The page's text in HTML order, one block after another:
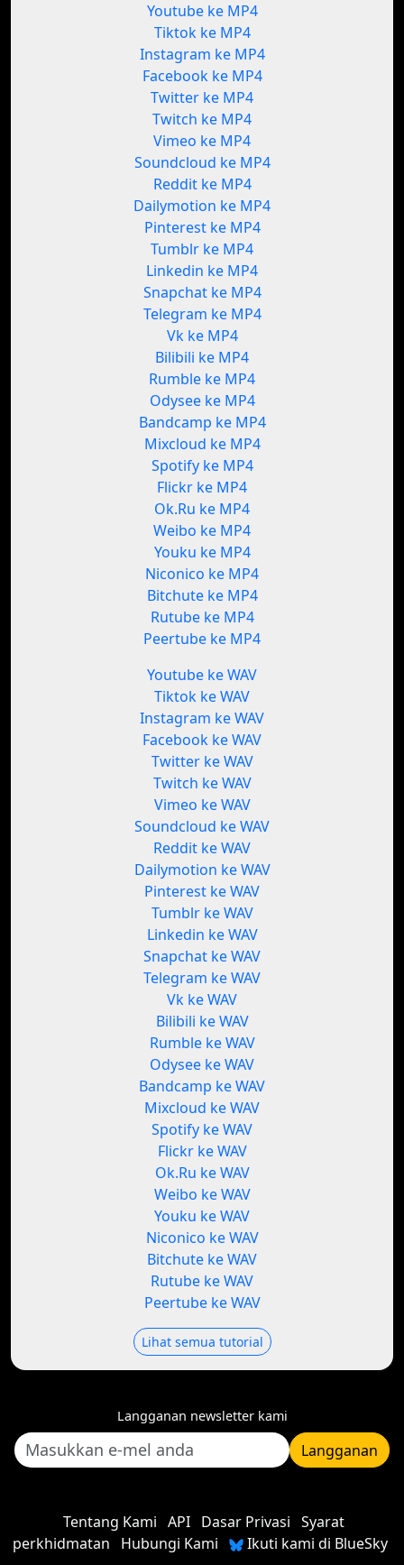
Youtube ke MP4
Tiktok ke MP4
Instagram ke MP4
Facebook ke MP4
Twitter ke MP4
Twitch ke MP4
Vimeo ke MP4
Soundcloud ke MP4
Reddit ke MP4
Dailymotion ke MP4
Pinterest ke MP4
Tumblr ke MP4
Linkedin ke MP4
Snapchat ke MP4
Telegram ke MP4
Vk ke MP4
Bilibili ke MP4
Rumble ke MP4
Odysee ke MP4
Bandcamp ke MP4
Mixcloud ke MP4
Spotify ke MP4
Flickr ke MP4
Ok.Ru ke MP4
Weibo ke MP4
Youku ke MP4
Niconico ke MP4
Bitchute ke MP4
Rutube ke MP4
Peertube ke MP4
Youtube ke WAV
Tiktok ke WAV
Instagram ke WAV
Facebook ke WAV
Twitter ke WAV
Twitch ke WAV
Vimeo ke WAV
Soundcloud ke WAV
Reddit ke WAV
Dailymotion ke WAV
Pinterest ke WAV
Tumblr ke WAV
Linkedin ke WAV
Snapchat ke WAV
Telegram ke WAV
Vk ke WAV
Bilibili ke WAV
Rumble ke WAV
Odysee ke WAV
Bandcamp ke WAV
Mixcloud ke WAV
Spotify ke WAV
Flickr ke WAV
Ok.Ru ke WAV
Weibo ke WAV
Youku ke WAV
Niconico ke WAV
Bitchute ke WAV
Rutube ke WAV
Peertube ke WAV
Lihat semua tutorial
Langganan newsletter kami
Langganan
Tentang Kami API Dasar Privasi Syarat
perkhidmatan
Hubungi Kami Ikuti kami di BlueSky